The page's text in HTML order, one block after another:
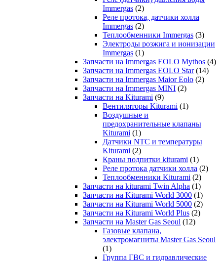
Immergas (2)
Реле протока, датчики холла
Immergas (2)
Теплообменники Immergas (3)
Электроды розжига и ионизации
Immergas (1)
Запчасти на Immergas EOLO Mythos (4)
Запчасти на Immergas EOLO Star (14)
Запчасти на Immergas Maior Eolo (2)
Запчасти на Immergas MINI (2)
Запчасти на Kiturami (9)
Вентиляторы Kiturami (1)
Воздушные и
предохранительные клапаны
Kiturami (1)
Датчики NTC и температуры
Kiturami (2)
Краны подпитки kiturami (1)
Реле протока датчики холла (2)
Теплообменники Kiturami (2)
Запчасти на kiturami Twin Alpha (1)
Запчасти на Kiturami World 3000 (1)
Запчасти на Kiturami World 5000 (2)
Запчасти на Kiturami World Plus (2)
Запчасти на Master Gas Seoul (12)
Газовые клапана,
электромагниты Master Gas Seoul
(1)
Группа ГВС и гидравлические